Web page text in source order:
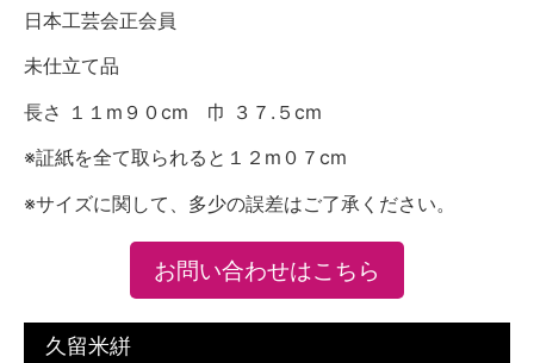
日本工芸会正会員
未仕立て品
長さ １１m９０cm 巾 ３７.５cm
※証紙を全て取られると１２m０７cm
※サイズに関して、多少の誤差はご了承ください。
お問い合わせはこちら
久留米絣